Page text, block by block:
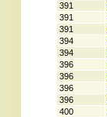
391
391
391
394
394
396
396
396
396
400